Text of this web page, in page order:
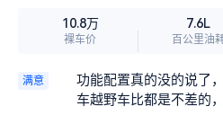
10.8万
裸车价
7.6L
百公里油
满意
功能配置真的没的说了
车越野车比都是不差的